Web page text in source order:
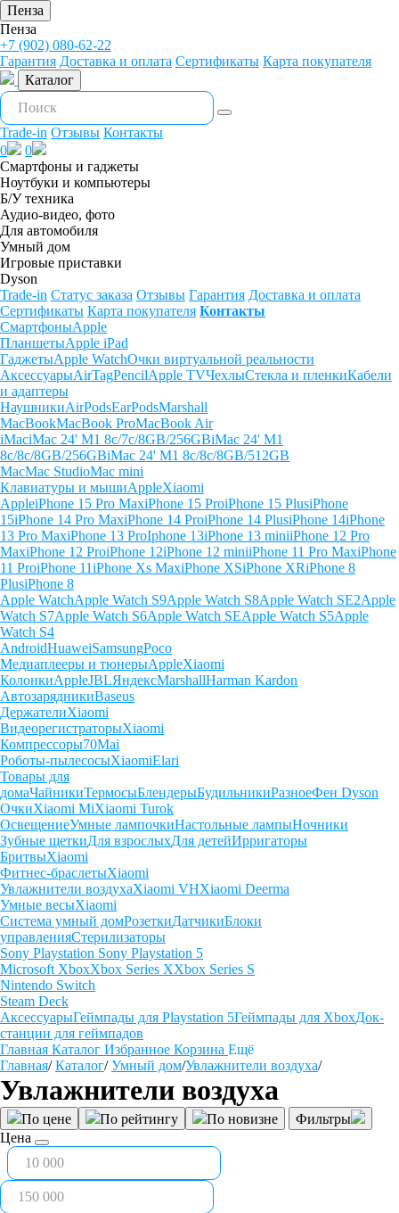
Пенза
Пенза
+7 (902) 080-62-22
Гарантия Доставка и оплата Сертификаты Карта покупателя
Каталог
Trade-in Отзывы Контакты
0
0
Смартфоны и гаджеты
Ноутбуки и компьютеры
Б/У техника
Аудио-видео, фото
Для автомобиля
Умный дом
Игровые приставки
Dyson
Trade-in Статус заказа Отзывы Гарантия Доставка и оплата
Сертификаты Карта покупателя Контакты
СмартфоныApple
ПланшетыApple iPad
ГаджетыApple WatchОчки виртуальной реальности
АксессуарыAirTagPencilApple TVЧехлыСтекла и пленкиКабели
и адаптеры
НаушникиAirPodsEarPodsMarshall
MacBookMacBook ProMacBook Air
iMaciMac 24' M1 8c/7c/8GB/256GBiMac 24' M1
8c/8c/8GB/256GBiMac 24' M1 8c/8c/8GB/512GB
MacMac StudioMac mini
Клавиатуры и мышиAppleXiaomi
AppleiPhone 15 Pro MaxiPhone 15 ProiPhone 15 PlusiPhone
15iPhone 14 Pro MaxiPhone 14 ProiPhone 14 PlusiPhone 14iPhone
13 Pro MaxiPhone 13 ProIphone 13iPhone 13 miniiPhone 12 Pro
MaxiPhone 12 ProiPhone 12iPhone 12 miniiPhone 11 Pro MaxiPhone
11 ProiPhone 11iPhone Xs MaxiPhone XSiPhone XRiPhone 8
PlusiPhone 8
Apple WatchApple Watch S9Apple Watch S8Apple Watch SE2Apple
Watch S7Apple Watch S6Apple Watch SEApple Watch S5Apple
Watch S4
AndroidHuaweiSamsungPoco
Медиаплееры и тюнерыAppleXiaomi
КолонкиAppleJBLЯндексMarshallHarman Kardon
АвтозарядникиBaseus
ДержателиXiaomi
ВидеорегистраторыXiaomi
Компрессоры70Mai
Роботы-пылесосыXiaomiElari
Товары для
домаЧайникиТермосыБлендерыБудильникиРазноеФен Dyson
ОчкиXiaomi MiXiaomi Turok
ОсвещениеУмные лампочкиНастольные лампыНочники
Зубные щеткиДля взрослыхДля детейИрригаторы
БритвыXiaomi
Фитнес-браслетыXiaomi
Увлажнители воздухаXiaomi VHXiaomi Deerma
Умные весыXiaomi
Система умный домРозеткиДатчикиБлоки
управленияСтерилизаторы
Sony Playstation Sony Playstation 5
Microsoft XboxXbox Series XXbox Series S
Nintendo Switch
Steam Deck
АксессуарыГеймпады для Playstation 5Геймпады для XboxДок-
станции для геймпадов
Главная Каталог Избранное Корзина Ещё
Главная/ Каталог/ Умный дом/Увлажнители воздуха/
Увлажнители воздуха
По цене По рейтингу По новизне
Фильтры
Цена